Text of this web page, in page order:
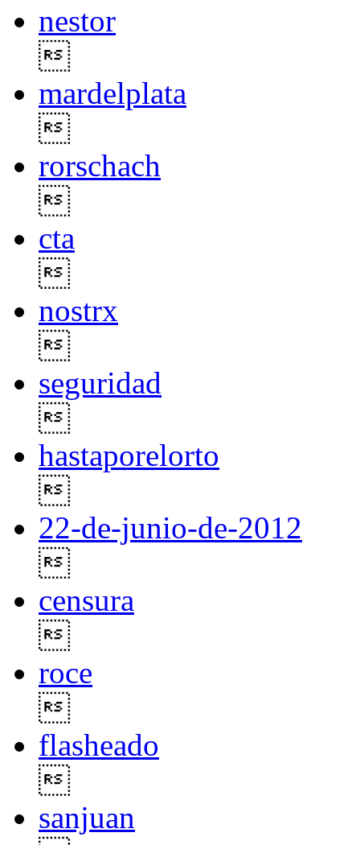
nestor
mardelplata
rorschach
cta
nostrx
seguridad
hastaporelorto
22-de-junio-de-2012
censura
roce
flasheado
sanjuan